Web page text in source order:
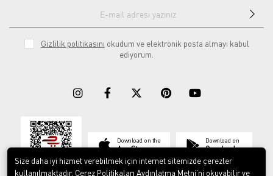
Gizlilik politikasını okudum ve elektronik posta almayı kabul
ediyorum.
Download on the
App Store
Download on
Google play
Size daha iyi hizmet verebilmek için internet sitemizde çerezler
kullanılmaktadır. Çerez Politikaları Aydınlatma Metni’ni okuyabilir ve